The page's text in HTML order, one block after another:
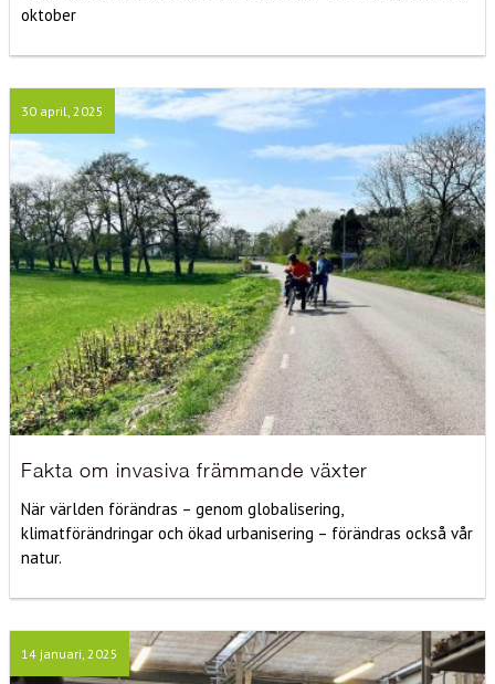
oktober
30 april, 2025
Fakta om invasiva främmande växter
När världen förändras – genom globalisering,
klimatförändringar och ökad urbanisering – förändras också vår
natur.
14 januari, 2025